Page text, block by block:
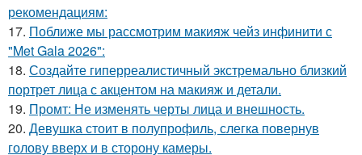
рекомендациям:
17. Поближе мы рассмотрим макияж чейз инфинити с
"Met Gala 2026":
18. Создайте гиперреалистичный экстремально близкий
портрет лица с акцентом на макияж и детали.
19. Промт: Не изменять черты лица и внешность.
20. Девушка стоит в полупрофиль, слегка повернув
голову вверх и в сторону камеры.